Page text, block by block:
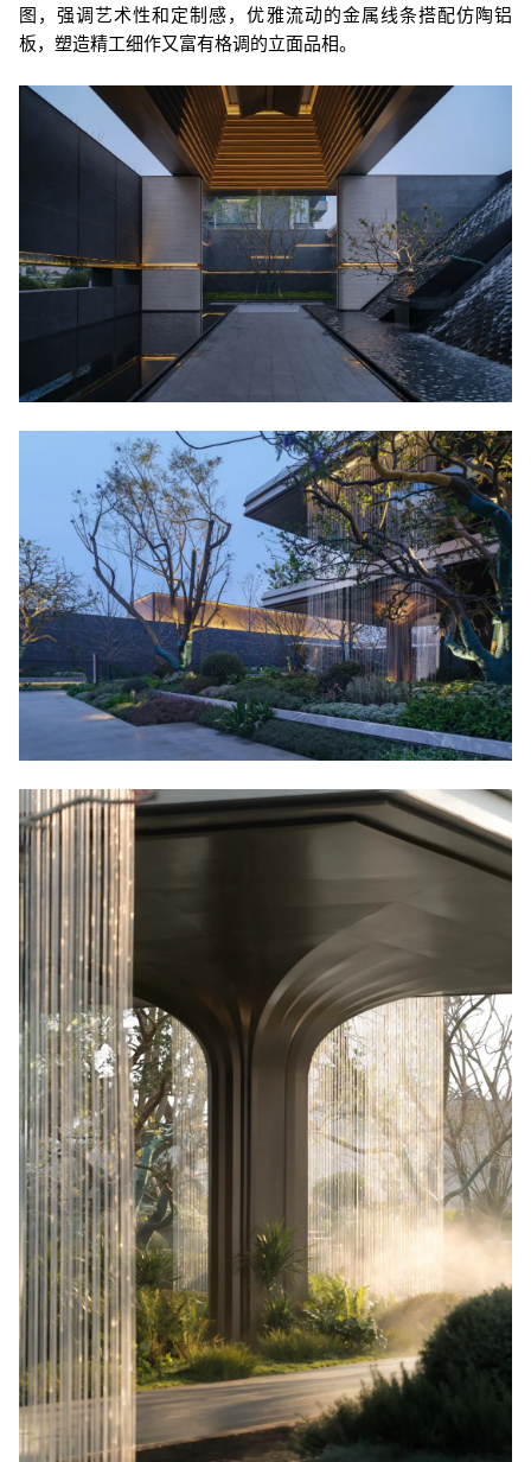
图，强调艺术性和定制感，优雅流动的金属线条搭配仿陶铝
板，塑造精工细作又富有格调的立面品相。